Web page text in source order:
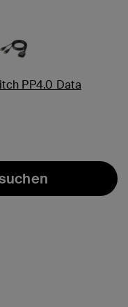
PP4.0 Data